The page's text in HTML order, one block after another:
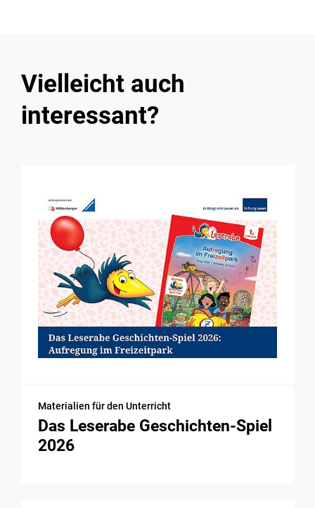
Vielleicht auch
interessant?
Materialien für den Unterricht
Das Leserabe Geschichten-Spiel
2026